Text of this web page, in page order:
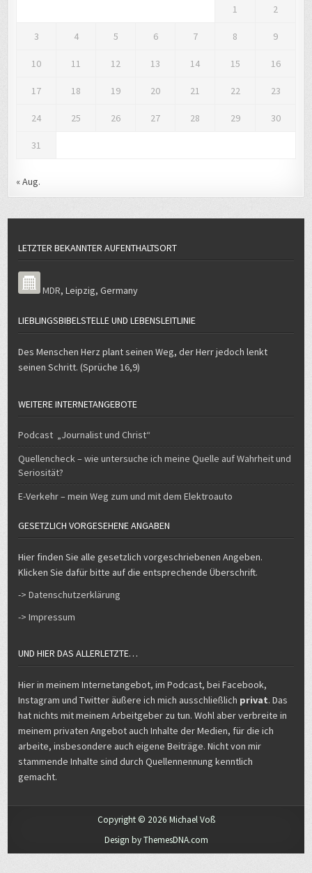
1 2
3 4 5 6 7 8 9
10 11 12 13 14 15 16
17 18 19 20 21 22 23
24 25 26 27 28 29 30
31
« Aug.
LETZTER BEKANNTER AUFENTHALTSORT
MDR,Leipzig,Germany
LIEBLINGSBIBELSTELLE UND LEBENSLEITLINIE
Des Menschen Herz plant seinen Weg, der Herr jedoch lenkt
seinen Schritt. (Sprüche 16,9)
WEITERE INTERNETANGEBOTE
Podcast „Journalist und Christ“
Quellencheck – wie untersuche ich meine Quelle auf Wahrheit und
Seriosität?
E-Verkehr – mein Weg zum und mit dem Elektroauto
GESETZLICH VORGESEHENE ANGABEN
Hier finden Sie alle gesetzlich vorgeschriebenen Angeben.
Klicken Sie dafür bitte auf die entsprechende Überschrift.
-> Datenschutzerklärung
-> Impressum
UND HIER DAS ALLERLETZTE…
Hier in meinem Internetangebot, im Podcast, bei Facebook,
Instagram und Twitter äußere ich mich ausschließlich privat. Das
hat nichts mit meinem Arbeitgeber zu tun. Wohl aber verbreite in
meinem privaten Angebot auch Inhalte der Medien, für die ich
arbeite, insbesondere auch eigene Beiträge. Nicht von mir
stammende Inhalte sind durch Quellennennung kenntlich
gemacht.
Copyright © 2026 Michael Voß
Design by ThemesDNA.com